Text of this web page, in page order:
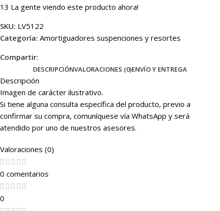
13 La gente viendo este producto ahora!
SKU: LV5122
Categoría: Amortiguadores suspenciones y resortes
Compartir:
DESCRIPCIÓNVALORACIONES (0)ENVÍO Y ENTREGA
Descripción
Imagen de carácter ilustrativo.
Si tiene alguna consulta específica del producto, previo a
confirmar su compra, comuníquese vía WhatsApp y será
atendido por uno de nuestros asesores.
Valoraciones (0)
0 comentarios
0